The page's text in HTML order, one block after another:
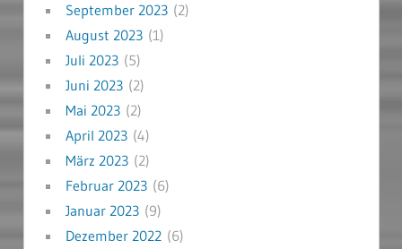
September 2023(2)
August 2023(1)
Juli 2023(5)
Juni 2023(2)
Mai 2023(2)
April 2023(4)
März 2023(2)
Februar 2023(6)
Januar 2023(9)
Dezember 2022(6)